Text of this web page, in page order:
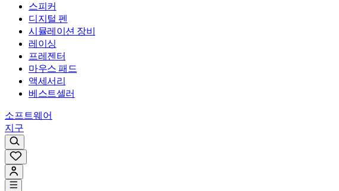
스피커
디지털 펜
시뮬레이션 장비
레이싱
프레젠터
마우스 패드
액세서리
베스트셀러
소프트웨어
지구